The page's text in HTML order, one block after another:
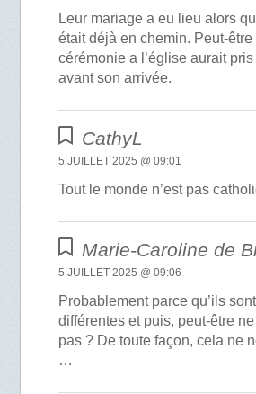
Leur mariage a eu lieu alors
était déjà en chemin. Peut-être
cérémonie a l’église aurait
avant son arrivée.
CathyL
5 JUILLET 2025 @ 09:01
Tout le monde n’est pas
Marie-Caroline de
5 JUILLET 2025 @ 09:06
Probablement parce qu’ils
différentes et puis, peut-être
pas ? De toute façon, cela ne
…